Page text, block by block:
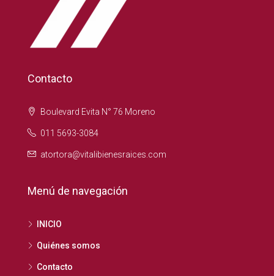
Contacto
Boulevard Evita N° 76 Moreno
011 5693-3084
atortora@vitalibienesraices.com
Menú de navegación
INICIO
Quiénes somos
Contacto